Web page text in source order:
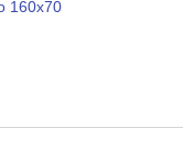
160x70